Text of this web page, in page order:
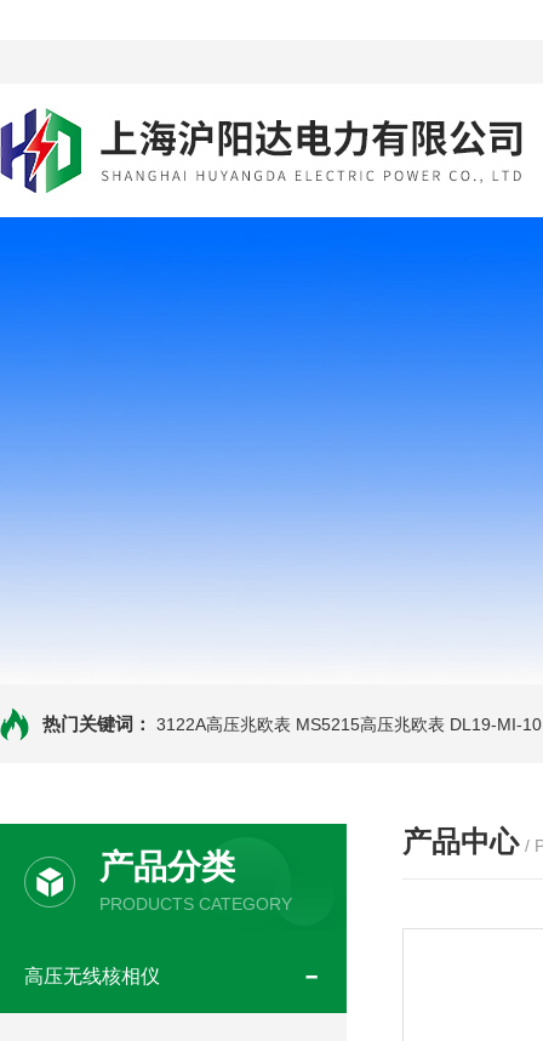
热门关键词： 3122A高压兆欧表 MS5215高压兆欧表 DL19-MI-
产品分类
PRODUCTS CATEGORY
高压无线核相仪
产品中心 /